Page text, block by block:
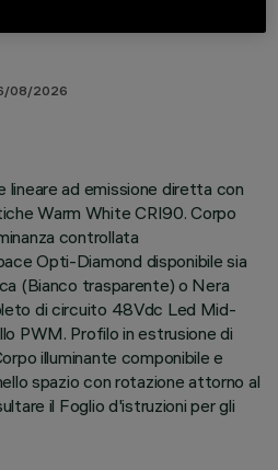
08/2026
lineare ad emissione diretta con
Warm White CRI90. Corpo
controllata
Opti-Diamond disponibile sia
(Bianco trasparente) o Nera
di circuito 48Vdc Led Mid-
PWM. Profilo in estrusione di
illuminante componibile e
spazio con rotazione attorno al
il Foglio d'istruzioni per gli